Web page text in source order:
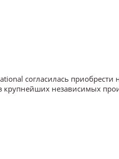
согласилась
независимых